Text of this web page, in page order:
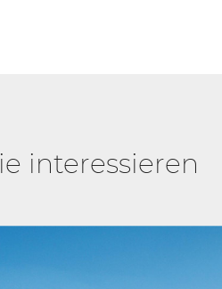
interessieren